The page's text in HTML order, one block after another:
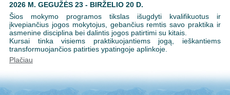
2026 M. GEGUŽĖS 23 - BIRŽELIO 20 D.
Šios mokymo programos tikslas išugdyti kvalifikuotus ir
įkvepiančius jogos mokytojus, gebančius remtis savo praktika ir
asmenine disciplina bei dalintis jogos patirtimi su kitais.
Kursai tinka visiems praktikuojantiems jogą, ieškantiems
transformuojančios patirties ypatingoje aplinkoje.
Plačiau